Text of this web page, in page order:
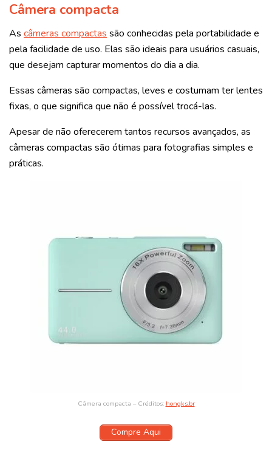
Câmera compacta
As câmeras compactas são conhecidas pela portabilidade e
pela facilidade de uso. Elas são ideais para usuários casuais,
que desejam capturar momentos do dia a dia.
Essas câmeras são compactas, leves e costumam ter lentes
fixas, o que significa que não é possível trocá-las.
Apesar de não oferecerem tantos recursos avançados, as
câmeras compactas são ótimas para fotografias simples e
práticas.
Câmera compacta – Créditos: hongks.br
Compre Aqui